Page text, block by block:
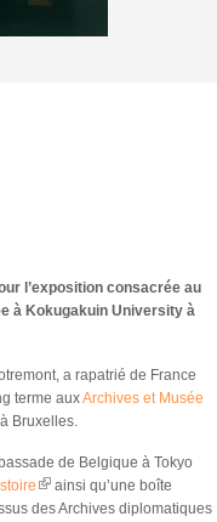
l’exposition consacrée au
à Kokugakuin University à
a rapatrié de France
terme auxArchives et Musée
Bruxelles.
de Belgique à Tokyo
(link is external)
ainsi qu’une boîte
des Archives diplomatiques